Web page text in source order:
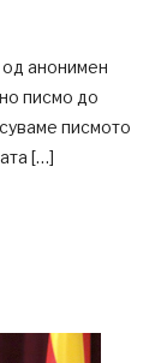
од анонимен
писмо до
писмото
[…]